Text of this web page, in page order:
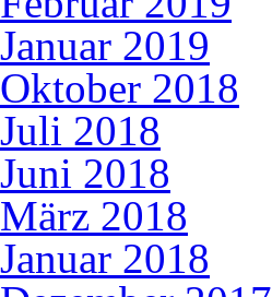
Januar 2019
Oktober 2018
Juli 2018
Juni 2018
März 2018
Januar 2018